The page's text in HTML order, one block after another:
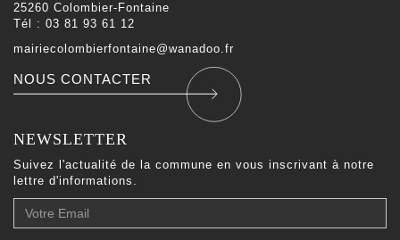
25260 Colombier-Fontaine
Tél : 03 81 93 61 12
mairiecolombierfontaine@wanadoo.fr
NOUS CONTACTER
NEWSLETTER
Suivez l'actualité de la commune en vous inscrivant à notre
lettre d'informations.
Email